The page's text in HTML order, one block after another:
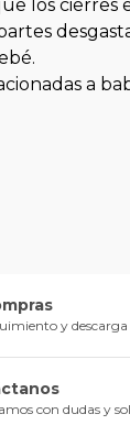
los cierres
a
y
con dudas y